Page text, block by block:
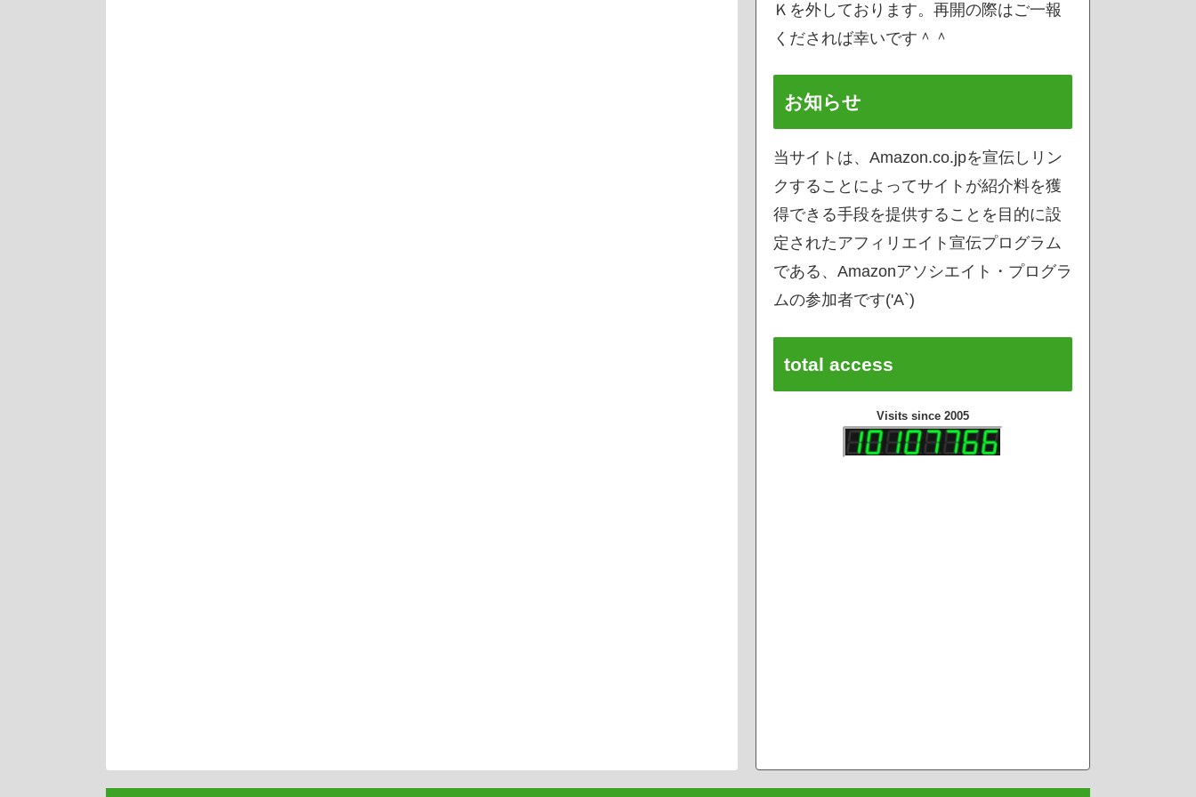
Ｋを外しております。再開の際はご一報
くだされば幸いです＾＾
お知らせ
当サイトは、Amazon.co.jpを宣伝しリン
クすることによってサイトが紹介料を獲
得できる手段を提供することを目的に設
定されたアフィリエイト宣伝プログラム
である、Amazonアソシエイト・プログラ
ムの参加者です('A`)
total access
Visits since 2005